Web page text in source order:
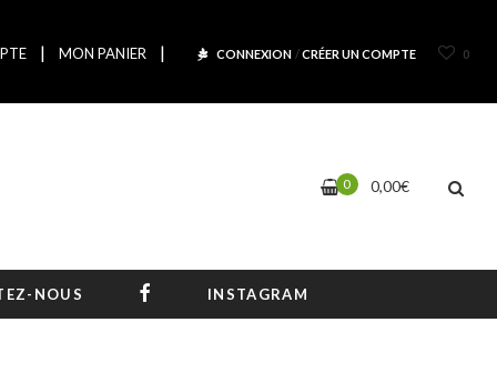
| MON PANIER | CONNEXION /CRÉER UN COMPTE 0
0 0,00€
NOUS FACEBOOKINSTAGRAM